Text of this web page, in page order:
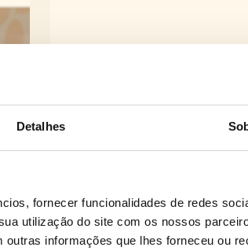
Detalhes
fornecer funcionalidades de redes
utilização do site com os nossos
informações que lhes forneceu ou